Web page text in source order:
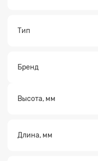
Тип
Бренд
Высота, мм
Длина, мм